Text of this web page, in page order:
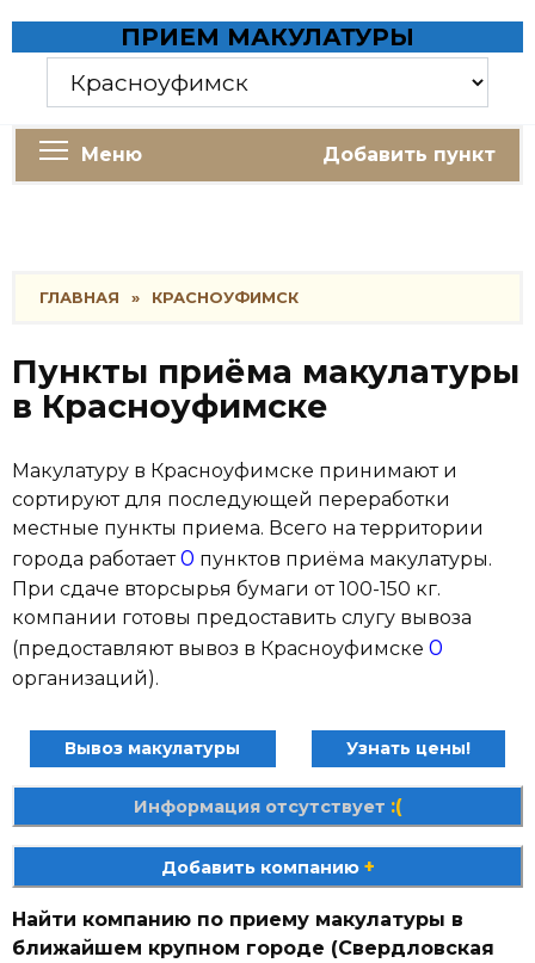
content
ПРИЕМ МАКУЛАТУРЫ
Меню Добавить пункт
ГЛАВНАЯ » КРАСНОУФИМСК
Пункты приёма макулатуры
в Красноуфимске
Макулатуру в Красноуфимске принимают и
сортируют для последующей переработки
местные пункты приема. Всего на территории
города работает0 пунктов приёма макулатуры.
При сдаче вторсырья бумаги от 100-150 кг.
компании готовы предоставить слугу вывоза
(предоставляют вывоз в Красноуфимске 0
организаций).
Вывоз макулатуры Узнать цены!
Информация отсутствует :(
Добавить компанию +
Найти компанию по приему макулатуры в
ближайшем крупном городе (Свердловская